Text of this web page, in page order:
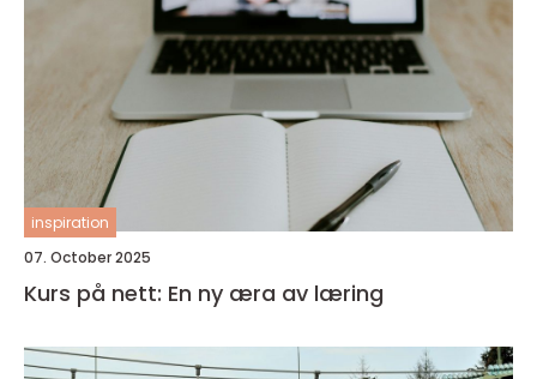
inspiration
07. October 2025
Kurs på nett: En ny æra av læring